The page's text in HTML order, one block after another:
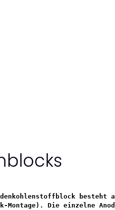
besteht
Montage). Die einzelne